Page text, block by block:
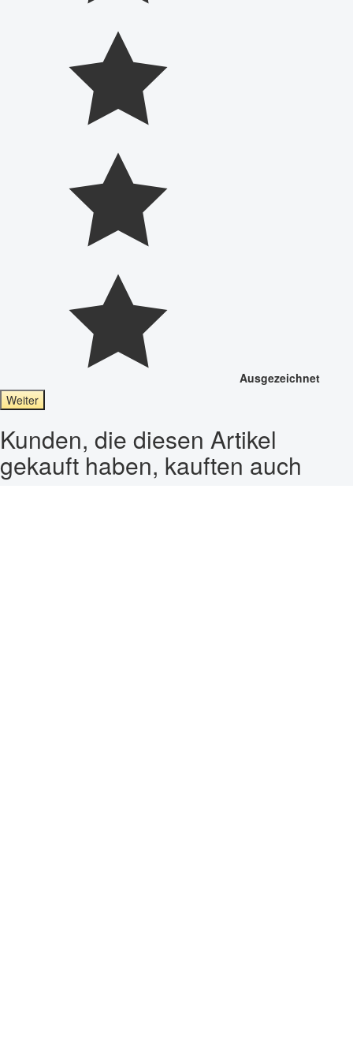
Ausgezeichnet
Weiter
Kunden, die diesen Artikel
gekauft haben, kauften auch